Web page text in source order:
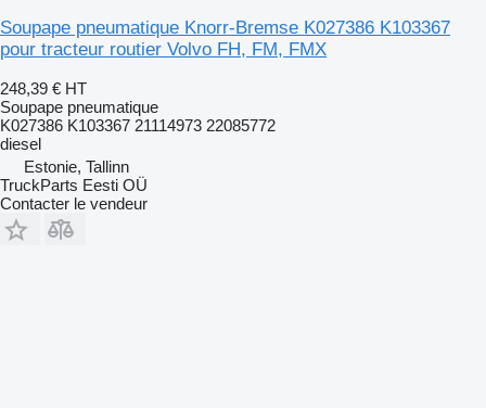
Soupape pneumatique Knorr-Bremse K027386 K103367
pour tracteur routier Volvo FH, FM, FMX
248,39 € HT
Soupape pneumatique
K027386 K103367 21114973 22085772
diesel
Estonie, Tallinn
TruckParts Eesti OÜ
Contacter le vendeur